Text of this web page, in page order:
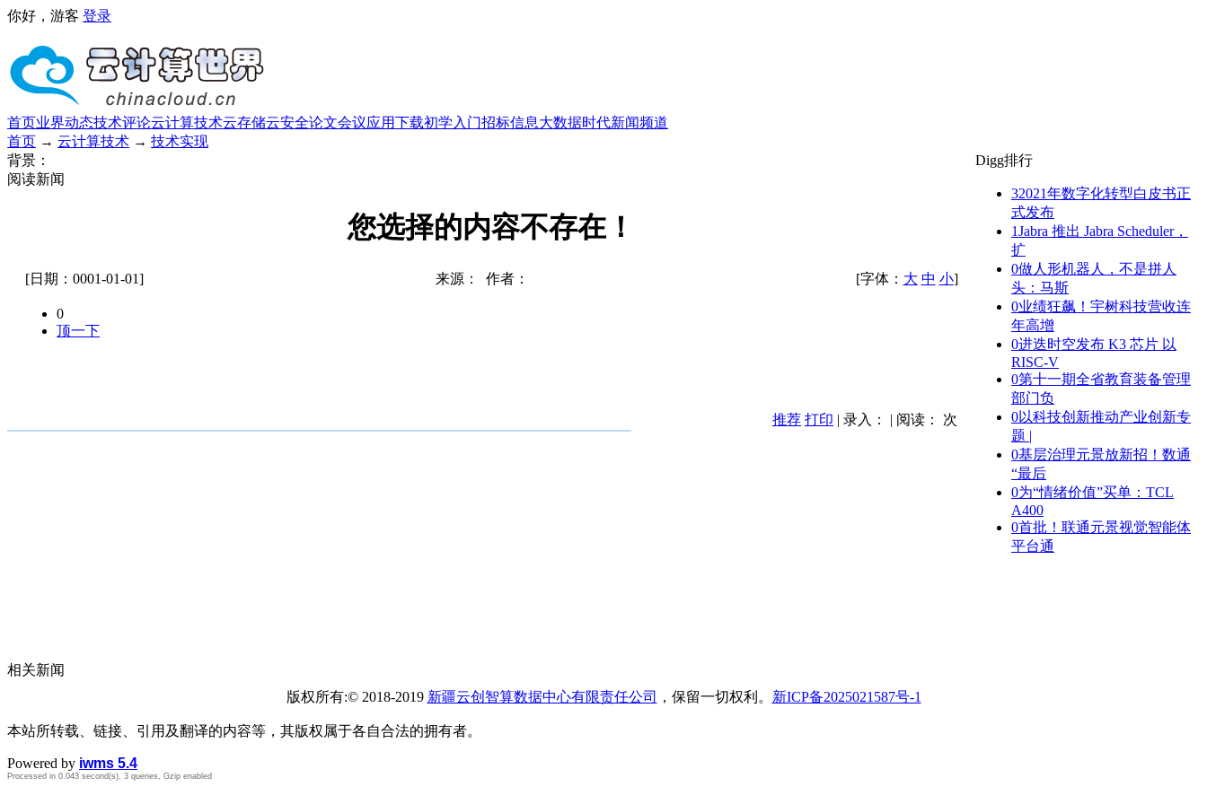
你好，游客 登录
首页业界动态技术评论云计算技术云存储云安全论文会议应用下载初学入门招标信息大数据时代新闻频道
首页 → 云计算技术 → 技术实现
背景：
阅读新闻
您选择的内容不存在！
[日期：0001-01-01] 来源： 作者： [字体： 大 中 小]
0
顶一下
推荐 打印 | 录入： | 阅读： 次
相关新闻
Digg排行
32021年数字化转型白皮书正
式发布
1Jabra 推出 Jabra Scheduler，
扩
0做人形机器人，不是拼人
头：马斯
0业绩狂飙！宇树科技营收连
年高增
0进迭时空发布 K3 芯片 以
RISC-V
0第十一期全省教育装备管理
部门负
0以科技创新推动产业创新专
题 |
0基层治理元景放新招！数通
“最后
0为“情绪价值”买单：TCL
A400
0首批！联通元景视觉智能体
平台通
版权所有:© 2018-2019 新疆云创智算数据中心有限责任公司 ，保留一切权利。 新ICP备2025021587号-1
本站所转载、链接、引用及翻译的内容等，其版权属于各自合法的拥有者。
Powered by iwms 5.4
Processed in 0.043 second(s), 3 queries, Gzip enabled